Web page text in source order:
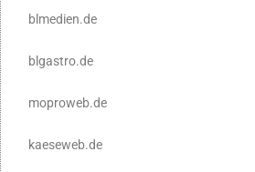
blmedien.de
blgastro.de
moproweb.de
kaeseweb.de